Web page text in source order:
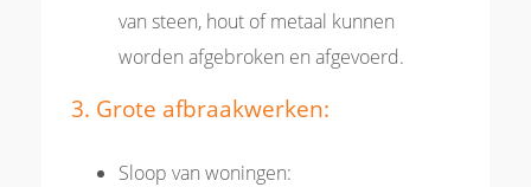
van steen, hout of metaal kunnen
worden afgebroken en afgevoerd.
3. Grote afbraakwerken:
Sloop van woningen: